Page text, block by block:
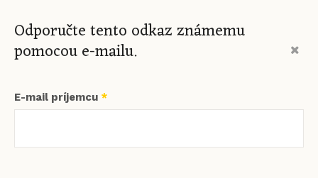
Odporučte tento odkaz známemu
pomocou e-mailu.
E-mail príjemcu *